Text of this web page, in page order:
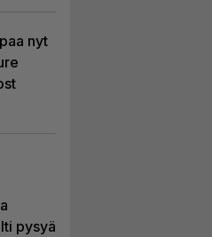
nyt
pysyä